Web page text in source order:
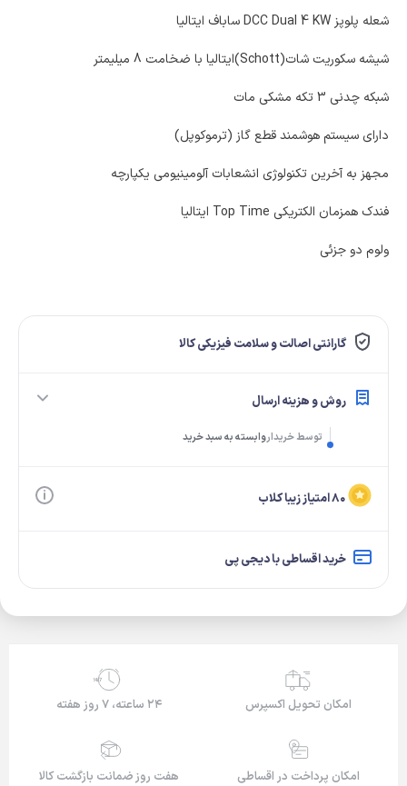
شعله پلوپز DCC Dual 4 KW ساباف ایتالیا
شیشه سکوریت شات(Schott)ایتالیا با ضخامت 8 میلیمتر
شبکه چدنی 3 تکه مشکی مات
دارای سیستم هوشمند قطع گاز (ترموکوپل)
مجهز به آخرین تکنولوژی انشعابات آلومینیومی یکپارچه
فندک همزمان الکتریکی Top Time ایتالیا
ولوم دو جزئی
گارانتی اصالت و سلامت فیزیکی کالا
روش و هزینه ارسال
توسط خریداروابسته به سبد خرید
۸۰ امتیاز زیبا کلاب
خرید اقساطی با دیجی پی
امکان تحویل اکسپرس
24/7
۲۴ ساعته، ۷ روز هفته
امکان پرداخت در اقساطی هفت روز ضمانت بازگشت کالا